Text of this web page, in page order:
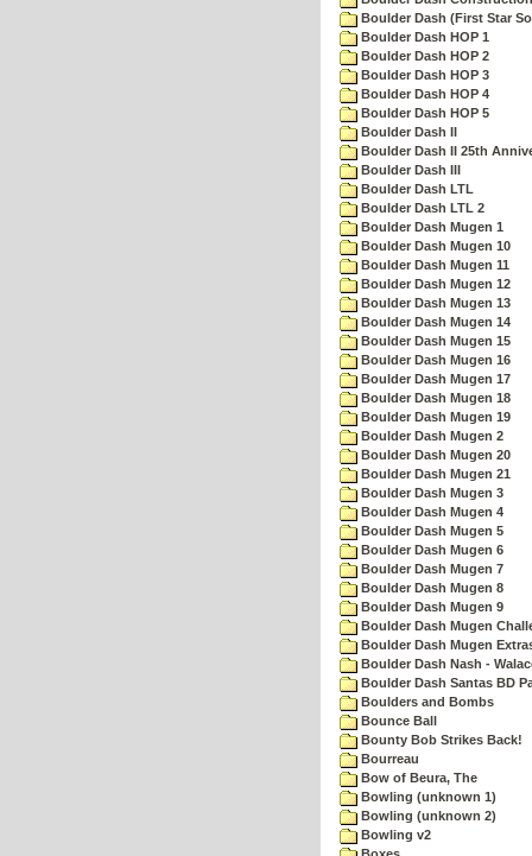
Boulder Dash (First Star
Boulder Dash HOP 1
Boulder Dash HOP 2
Boulder Dash HOP 3
Boulder Dash HOP 4
Boulder Dash HOP 5
Boulder Dash II
Boulder Dash II 25th
Boulder Dash III
Boulder Dash LTL
Boulder Dash LTL 2
Boulder Dash Mugen 1
Boulder Dash Mugen 10
Boulder Dash Mugen 11
Boulder Dash Mugen 12
Boulder Dash Mugen 13
Boulder Dash Mugen 14
Boulder Dash Mugen 15
Boulder Dash Mugen 16
Boulder Dash Mugen 17
Boulder Dash Mugen 18
Boulder Dash Mugen 19
Boulder Dash Mugen 2
Boulder Dash Mugen 20
Boulder Dash Mugen 21
Boulder Dash Mugen 3
Boulder Dash Mugen 4
Boulder Dash Mugen 5
Boulder Dash Mugen 6
Boulder Dash Mugen 7
Boulder Dash Mugen 8
Boulder Dash Mugen 9
Boulder Dash Mugen
Boulder Dash Mugen
Boulder Dash Nash -
Boulder Dash Santas BD
Boulders and Bombs
Bounce Ball
Bounty Bob Strikes Back!
Bourreau
Bow of Beura, The
Bowling (unknown 1)
Bowling (unknown 2)
Bowling v2